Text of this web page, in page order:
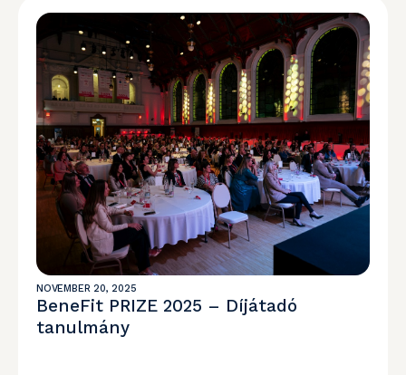
NOVEMBER 20, 2025
BeneFit PRIZE 2025 – Díjátadó
tanulmány